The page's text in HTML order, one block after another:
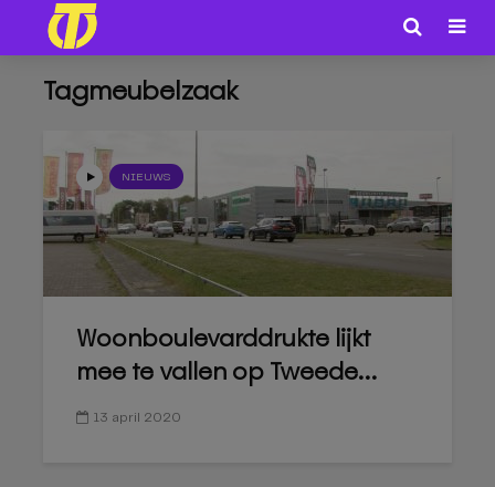
Tagmeubelzaak
NIEUWS
Woonboulevarddrukte lijkt
mee te vallen op Tweede...
13 april 2020